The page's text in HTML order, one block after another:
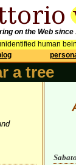
on the Web since
human
a tree